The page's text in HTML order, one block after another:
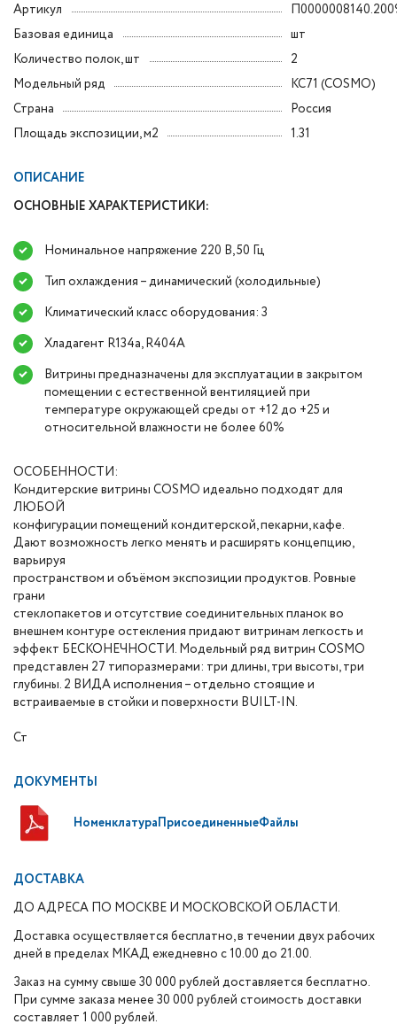
Артикул
Базовая единица
шт
Количество полок, шт
2
Модельный ряд
КС71 (COSMO)
Страна
Россия
Площадь экспозиции, м2
1.31
ОПИСАНИЕ
ОСНОВНЫЕ ХАРАКТЕРИСТИКИ:
Номинальное напряжение 220 В, 50 Гц
Тип охлаждения – динамический (холодильные)
Климатический класс оборудования: 3
Хладагент R134a, R404A
Витрины предназначены для эксплуатации в закрытом
помещении с естественной вентиляцией при
температуре окружающей среды от +12 до +25 и
относительной влажности не более 60%
ОСОБЕННОСТИ:
Кондитерские витрины COSMO идеально подходят для
ЛЮБОЙ
конфигурации помещений кондитерской, пекарни, кафе.
Дают возможность легко менять и расширять концепцию,
варьируя
пространством и объёмом экспозиции продуктов. Ровные
грани
стеклопакетов и отсутствие соединительных планок во
внешнем контуре остекления придают витринам легкость и
эффект БЕСКОНЕЧНОСТИ. Модельный ряд витрин COSMO
представлен 27 типоразмерами: три длины, три высоты, три
глубины. 2 ВИДА исполнения – отдельно стоящие и
встраиваемые в стойки и поверхности BUILT-IN.
Ст
ДОКУМЕНТЫ
НоменклатураПрисоединенныеФайлы
ДОСТАВКА
ДО АДРЕСА ПО МОСКВЕ И МОСКОВСКОЙ ОБЛАСТИ.
Доставка осуществляется бесплатно, в течении двух рабочих
дней в пределах МКАД ежедневно с 10.00 до 21.00.
Заказ на сумму свыше 30 000 рублей доставляется бесплатно.
При сумме заказа менее 30 000 рублей стоимость доставки
составляет 1 000 рублей.